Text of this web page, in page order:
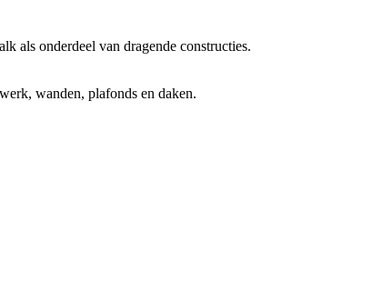
als onderdeel van dragende constructies.
wanden, plafonds en daken.